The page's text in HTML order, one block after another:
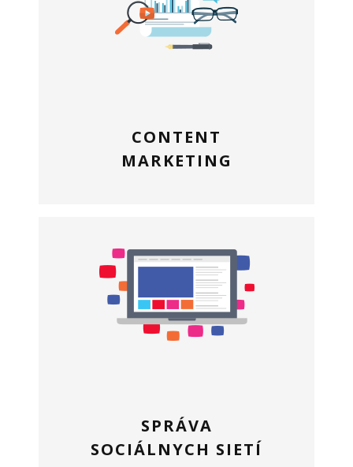
CONTENT
MARKETING
SPRÁVA
SOCIÁLNYCH SIETÍ